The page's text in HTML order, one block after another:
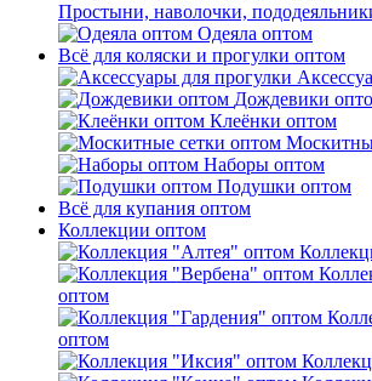
Простыни, наволочки,
Одеяла оптом
Всё для коляски и прогулки оптом
Дождевики
Клеёнки оптом
Наборы оптом
Подушки оптом
Всё для купания оптом
Коллекции оптом
оптом
оптом